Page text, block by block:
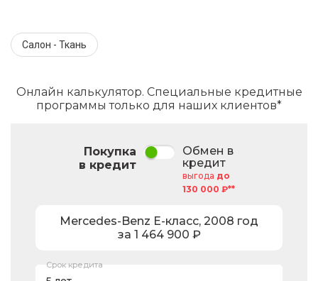
Салон - Ткань
Онлайн калькулятор. Специальные кредитные
программы только для наших клиентов*
Покупка
в кредит
Обмен в
кредит
выгода до
130 000 ₽**
Mercedes-Benz E-класс, 2008 год
за 1 464 900 ₽
Срок кредита